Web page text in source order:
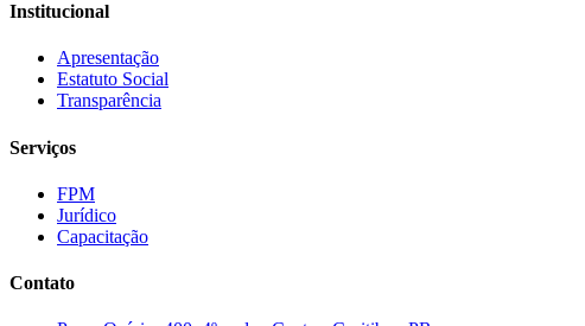
Institucional
Apresentação
Estatuto Social
Transparência
Serviços
FPM
Jurídico
Capacitação
Contato